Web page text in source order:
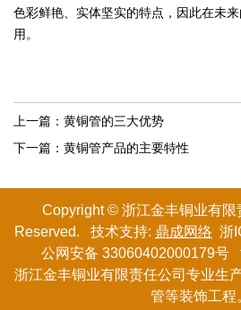
色彩鲜艳、实体坚实的特点，因此在未
用。
上一篇： 黄铜管的三大优势
下一篇： 黄铜管产品的主要特性
Copyright © 浙江金丰铜业有限
Reserved. 技术支持: 鼎成网络 浙
公网安备 33060402000179号
浙江金丰铜业有限责任公司专业生
管等装饰工程